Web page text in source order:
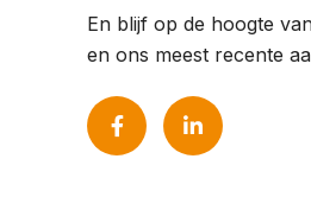
En blijf op de hoogte
en ons meest recente